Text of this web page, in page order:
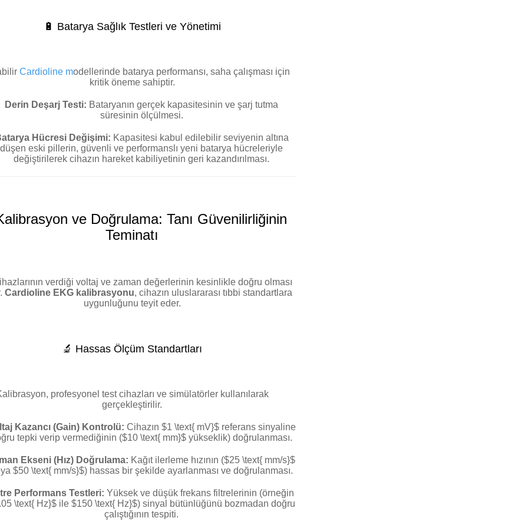
🔋 Batarya Sağlık Testleri ve Yönetimi
Cardioline modellerinde batarya performansı, saha çalışması için
kritik öneme sahiptir.
Derin Deşarj Testi: Bataryanın gerçek kapasitesinin ve şarj tutma
süresinin ölçülmesi.
Hücresi Değişimi: Kapasitesi kabul edilebilir seviyenin altına
düşen eski pillerin, güvenli ve performanslı yeni batarya hücreleriyle
değiştirilerek cihazın hareket kabiliyetinin geri kazandırılması.
ve Doğrulama: Tanı Güvenilirliğinin
Teminatı
verdiği voltaj ve zaman değerlerinin kesinlikle doğru olması
Cardioline EKG kalibrasyonu, cihazın uluslararası tıbbi standartlara
uygunluğunu teyit eder.
🔬 Hassas Ölçüm Standartları
profesyonel test cihazları ve simülatörler kullanılarak
gerçekleştirilir.
Kazancı (Gain) Kontrolü: Cihazın $1 \text{ mV}$referans sinyaline
tepki verip vermediğinin ($10 \text{ mm}$ yükseklik) doğrulanması.
Ekseni (Hız) Doğrulama: Kağıt ilerleme hızının ($25 \text{ mm/s}$
$50 \text{ mm/s}$) hassas bir şekilde ayarlanması ve doğrulanması.
Performans Testleri: Yüksek ve düşük frekans filtrelerinin (örneğin
\text{ Hz}$ile $150 \text{ Hz}$) sinyal bütünlüğünü bozmadan doğru
çalıştığının tespiti.